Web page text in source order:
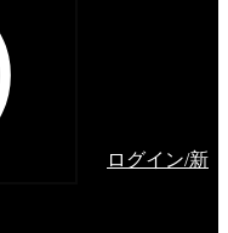
ログイン/新